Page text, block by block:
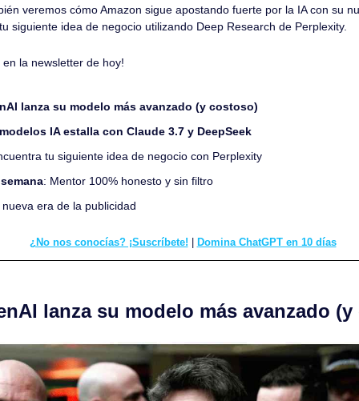
veremos cómo Amazon sigue apostando fuerte por la IA con su
siguiente idea de negocio utilizando Deep Research de Perplexity.
la newsletter de hoy!
lanza su modelo más avanzado (y costoso)
IA estalla con Claude 3.7 y DeepSeek
tu siguiente idea de negocio con Perplexity
: Mentor 100% honesto y sin filtro
nueva era de la publicidad
¿No nos conocías? ¡Suscríbete! Domina ChatGPT en 10 días
lanza su modelo más avanzado